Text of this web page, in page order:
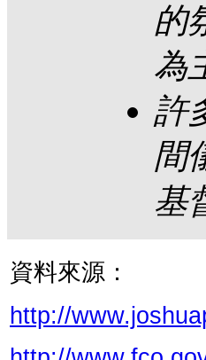
的
為
許
間
基
資料來源：
http://